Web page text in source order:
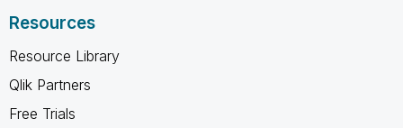
Resources
Resource Library
Qlik Partners
Free Trials